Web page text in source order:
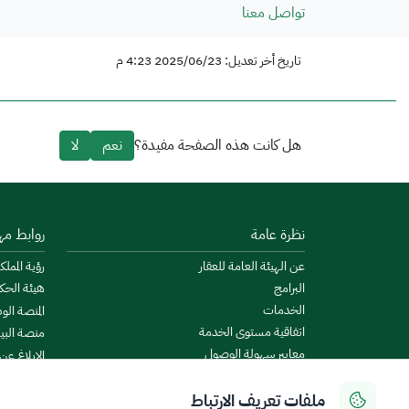
ملفات تعريف الارتباط
تواصل معنا
تاريخ أخر تعديل: 2025/06/23 4:23 م
هل كانت هذه الصفحة مفيدة؟ نعم لا
نظرة عامة
عن الهيئة العامة للعقار
البرامج
الخدمات
اتفاقية مستوى الخدمة
معايير سهولة الوصول
الروزنامة العقارية
روابط
رؤية
هيئة
المنصة
منصة
الإبلاغ